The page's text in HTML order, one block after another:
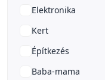
Elektronika
Kert
Építkezés
Baba-mama